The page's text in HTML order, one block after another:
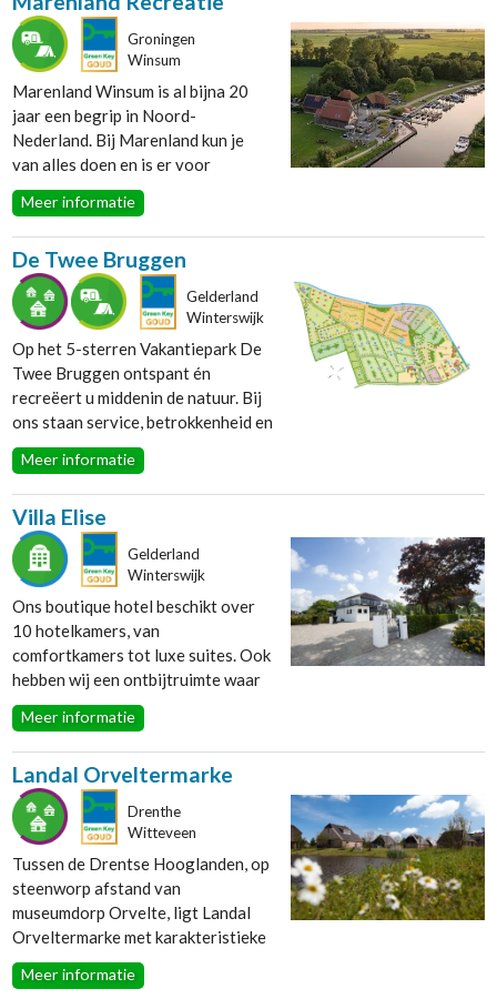
Limburg
Noord Brabant
Noord Holland
Overijssel
Utrecht
Zuid Holland
Zeeland
Stad
Landelijke omgeving
Waterrijke omgeving
die echter ook zeer geschikt zijn
voor cursussen, vergaderingen en
evenementen. Samen werken we
aan een betere wereld en een
goede toekomst.
Groningen
Winsum
Marenland Winsum is al bijna 20
jaar een begrip in Noord-
Nederland. Bij Marenland kun je
van alles doen en is er voor
iedereen wat te beleven. Zo is er de
camping, een bedstee-hotel, een
prachtige jachthaven, boot en
kanoverhuur en een groot terras
aan het water - met een prachtige
speeltuin - waar je kunt genieten
van een hapje en een drankje.
Meer informatie
De Twee Bruggen
Gelderland
Winterswijk
Op het 5-sterren Vakantiepark De
Twee Bruggen ontspant én
recreëert u middenin de natuur. Bij
ons staan service, betrokkenheid en
gastvrijheid centraal. Of u nu kiest
voor een echte kampeervakantie of
liever een chalet, bungalow of
lodgetent huurt: De Twee Bruggen
zorgt voor een onvergetelijk
verblijf in de Achterhoek.
Meer informatie
Villa Elise
Gelderland
Winterswijk
Ons boutique hotel beschikt over
10 hotelkamers, van
comfortkamers tot luxe suites. Ook
hebben wij een ontbijtruimte waar
we 's ochtends het ontbijtbuffet
aanbieden, daarnaast kunnen onze
gasten gebruik maken van een
overdekt terras.
Meer informatie
Landal Orveltermarke
Drenthe
Witteveen
Tussen de Drentse Hooglanden, op
steenworp afstand van
museumdorp Orvelte, ligt Landal
Orveltermarke met karakteristieke
Drentse bungalows. Een unieke
locatie in Noord-Nederland voor
Meer informatie